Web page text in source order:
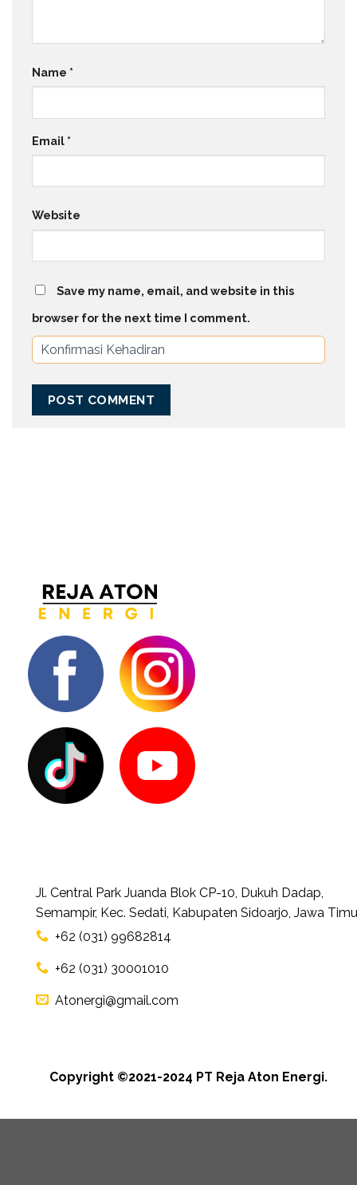
Name *
Email *
Website
Save my name, email, and website in this
browser for the next time I comment.
Jl. Central Park Juanda Blok CP-10, Dukuh Dadap,
Semampir, Kec. Sedati, Kabupaten Sidoarjo, Jawa
+62 (031) 99682814
+62 (031) 30001010
Atonergi@gmail.com
Copyright ©2021-2024 PT Reja Aton Energi.